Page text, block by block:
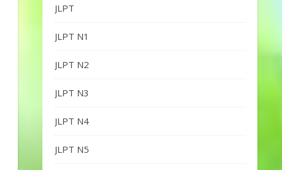
JLPT
JLPT N1
JLPT N2
JLPT N3
JLPT N4
JLPT N5